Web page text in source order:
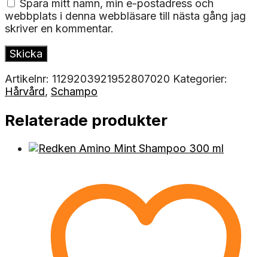
Spara mitt namn, min e-postadress och
webbplats i denna webbläsare till nästa gång jag
skriver en kommentar.
Artikelnr: 1129203921952807020 Kategorier:
Hårvård, Schampo
Relaterade produkter